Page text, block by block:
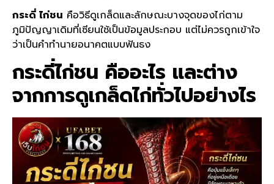
กระดี่ ไก่ชน คือวิธีดูเกล็ดและลักษณะบางจุดของไก่ตาม
ภูมิปัญญาเดิมที่เซียนใช้เป็นข้อมูลประกอบ แต่ไม่ควรถูกเข้าใจ
ว่าเป็นคำทำนายอนาคตแบบฟันธง
กระดี่ไก่ชน คืออะไร และต่าง
จากการดูเกล็ดไก่ทั่วไปอย่างไร